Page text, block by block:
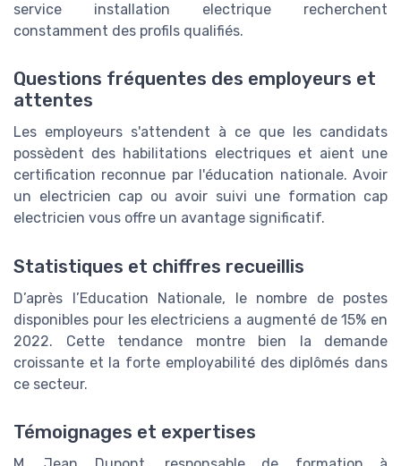
service installation electrique recherchent
constamment des profils qualifiés.
Questions fréquentes des employeurs et
attentes
Les employeurs s'attendent à ce que les candidats
possèdent des habilitations electriques et aient une
certification reconnue par l'éducation nationale. Avoir
un electricien cap ou avoir suivi une formation cap
electricien vous offre un avantage significatif.
Statistiques et chiffres recueillis
D’après l’Education Nationale, le nombre de postes
disponibles pour les electriciens a augmenté de 15% en
2022. Cette tendance montre bien la demande
croissante et la forte employabilité des diplômés dans
ce secteur.
Témoignages et expertises